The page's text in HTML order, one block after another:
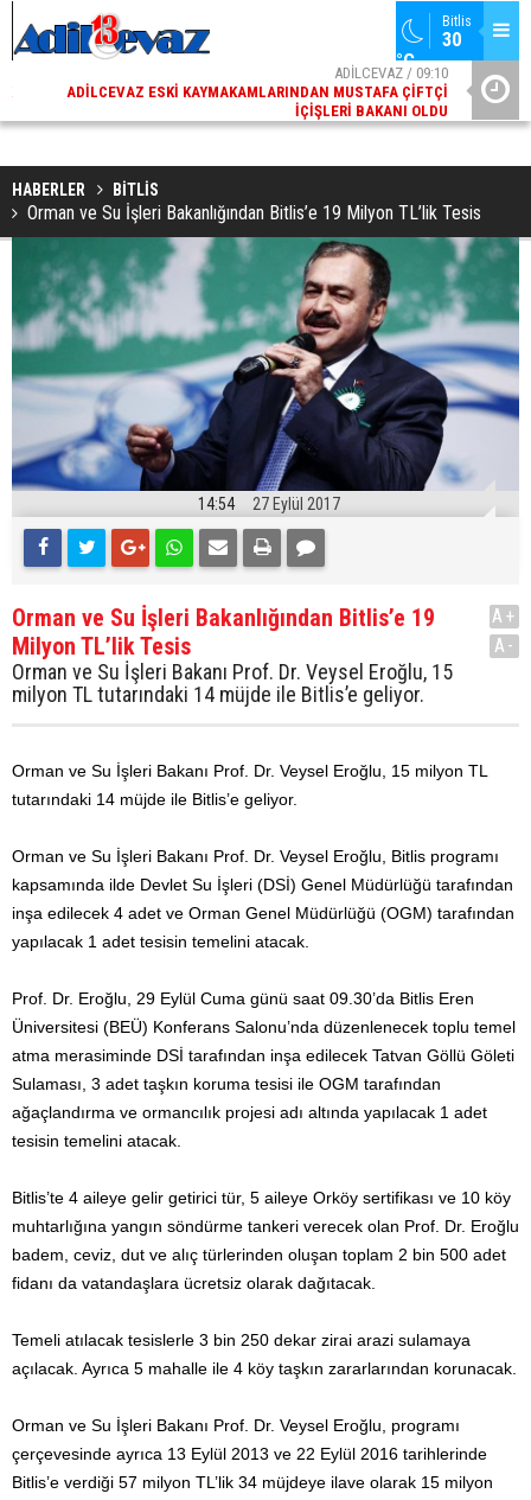
Bitlis
30
°C
ADİLCEVAZ / 09:10
ADILCEVAZ ESKI KAYMAKAMLARINDAN MUSTAFA ÇIFTÇI
İÇIŞLERI BAKANI OLDU
HABERLER BİTLİS
Orman ve Su İşleri Bakanlığından Bitlis’e 19 Milyon TL’lik Tesis
14:54 27 Eylül 2017
Orman ve Su İşleri Bakanlığından Bitlis’e 19
Milyon TL’lik Tesis
Orman ve Su İşleri Bakanı Prof. Dr. Veysel Eroğlu, 15
milyon TL tutarındaki 14 müjde ile Bitlis’e geliyor.
A+
A-
Orman ve Su İşleri Bakanı Prof. Dr. Veysel Eroğlu, 15 milyon TL
tutarındaki 14 müjde ile Bitlis’e geliyor.
Orman ve Su İşleri Bakanı Prof. Dr. Veysel Eroğlu, Bitlis programı
kapsamında ilde Devlet Su İşleri (DSİ) Genel Müdürlüğü tarafından
inşa edilecek 4 adet ve Orman Genel Müdürlüğü (OGM) tarafından
yapılacak 1 adet tesisin temelini atacak.
Prof. Dr. Eroğlu, 29 Eylül Cuma günü saat 09.30’da Bitlis Eren
Üniversitesi (BEÜ) Konferans Salonu’nda düzenlenecek toplu temel
atma merasiminde DSİ tarafından inşa edilecek Tatvan Göllü Göleti
Sulaması, 3 adet taşkın koruma tesisi ile OGM tarafından
ağaçlandırma ve ormancılık projesi adı altında yapılacak 1 adet
tesisin temelini atacak.
Bitlis’te 4 aileye gelir getirici tür, 5 aileye Orköy sertifikası ve 10 köy
muhtarlığına yangın söndürme tankeri verecek olan Prof. Dr. Eroğlu
badem, ceviz, dut ve alıç türlerinden oluşan toplam 2 bin 500 adet
fidanı da vatandaşlara ücretsiz olarak dağıtacak.
Temeli atılacak tesislerle 3 bin 250 dekar zirai arazi sulamaya
açılacak. Ayrıca 5 mahalle ile 4 köy taşkın zararlarından korunacak.
Orman ve Su İşleri Bakanı Prof. Dr. Veysel Eroğlu, programı
çerçevesinde ayrıca 13 Eylül 2013 ve 22 Eylül 2016 tarihlerinde
Bitlis’e verdiği 57 milyon TL’lik 34 müjdeye ilave olarak 15 milyon